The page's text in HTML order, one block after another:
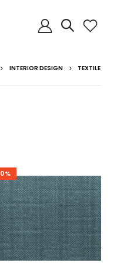
INTERIOR DESIGN TEXTILE
0%